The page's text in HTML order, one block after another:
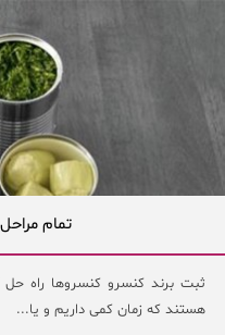
تمام
ثبت برند کنسرو کنسروها راه حل
هستند که زمان کمی داریم و یا...